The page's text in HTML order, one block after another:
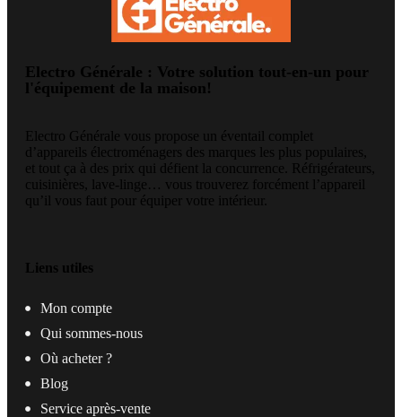
Electro Générale : Votre solution tout-en-un pour
l'équipement de la maison!
Electro Générale vous propose un éventail complet
d’appareils électroménagers des marques les plus populaires,
et tout ça à des prix qui défient la concurrence. Réfrigérateurs,
cuisinières, lave-linge… vous trouverez forcément l’appareil
qu’il vous faut pour équiper votre intérieur.
Liens utiles
Mon compte
Qui sommes-nous
Où acheter ?
Blog
Service après-vente